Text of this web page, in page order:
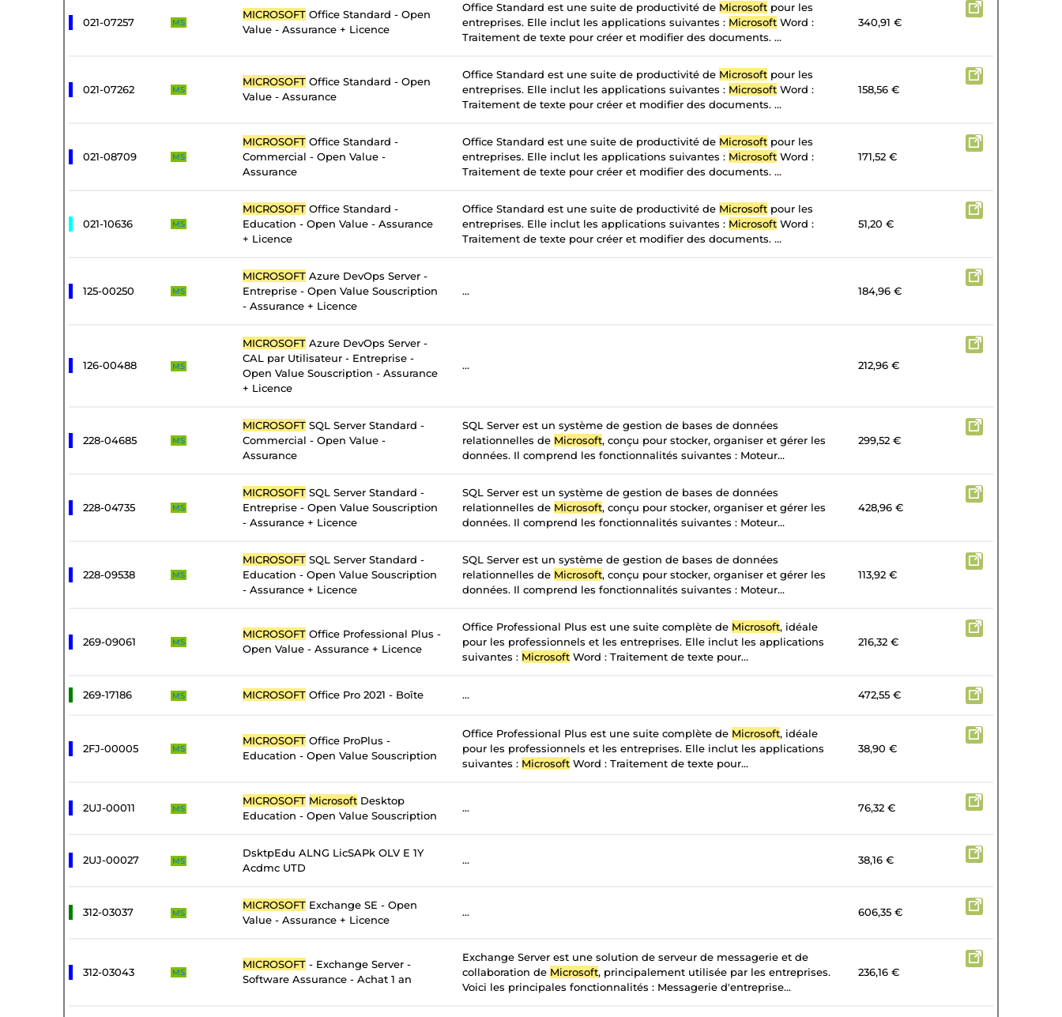
021-07257 MS
MICROSOFT Office Standard - Open
Value - Assurance + Licence
Office Standard est une suite de productivité de Microsoft pour les
entreprises. Elle inclut les applications suivantes : Microsoft Word :
Traitement de texte pour créer et modifier des documents. ...
340,91 €
021-07262 MS
MICROSOFT Office Standard - Open
Value - Assurance
Office Standard est une suite de productivité de Microsoft pour les
entreprises. Elle inclut les applications suivantes : Microsoft Word :
Traitement de texte pour créer et modifier des documents. ...
158,56 €
021-08709 MS
MICROSOFT Office Standard -
Commercial - Open Value -
Assurance
Office Standard est une suite de productivité de Microsoft pour les
entreprises. Elle inclut les applications suivantes : Microsoft Word :
Traitement de texte pour créer et modifier des documents. ...
171,52 €
021-10636 MS
MICROSOFT Office Standard -
Education - Open Value - Assurance
+ Licence
Office Standard est une suite de productivité de Microsoft pour les
entreprises. Elle inclut les applications suivantes : Microsoft Word :
Traitement de texte pour créer et modifier des documents. ...
51,20 €
125-00250 MS
MICROSOFT Azure DevOps Server -
Entreprise - Open Value Souscription
- Assurance + Licence
... 184,96 €
126-00488 MS
MICROSOFT Azure DevOps Server -
CAL par Utilisateur - Entreprise -
Open Value Souscription - Assurance
+ Licence
... 212,96 €
228-04685 MS
MICROSOFT SQL Server Standard -
Commercial - Open Value -
Assurance
SQL Server est un système de gestion de bases de données
relationnelles de Microsoft, conçu pour stocker, organiser et gérer les
données. Il comprend les fonctionnalités suivantes : Moteur...
299,52 €
228-04735 MS
MICROSOFT SQL Server Standard -
Entreprise - Open Value Souscription
- Assurance + Licence
SQL Server est un système de gestion de bases de données
relationnelles de Microsoft, conçu pour stocker, organiser et gérer les
données. Il comprend les fonctionnalités suivantes : Moteur...
428,96 €
228-09538 MS
MICROSOFT SQL Server Standard -
Education - Open Value Souscription
- Assurance + Licence
SQL Server est un système de gestion de bases de données
relationnelles de Microsoft, conçu pour stocker, organiser et gérer les
données. Il comprend les fonctionnalités suivantes : Moteur...
113,92 €
269-09061 MS
MICROSOFT Office Professional Plus -
Open Value - Assurance + Licence
Office Professional Plus est une suite complète de Microsoft, idéale
pour les professionnels et les entreprises. Elle inclut les applications
suivantes : Microsoft Word : Traitement de texte pour...
216,32 €
269-17186 MS MICROSOFT Office Pro 2021 - Boîte ... 472,55 €
2FJ-00005 MS
MICROSOFT Office ProPlus -
Education - Open Value Souscription
Office Professional Plus est une suite complète de Microsoft, idéale
pour les professionnels et les entreprises. Elle inclut les applications
suivantes : Microsoft Word : Traitement de texte pour...
38,90 €
2UJ-00011 MS
MICROSOFT Microsoft Desktop
Education - Open Value Souscription
... 76,32 €
2UJ-00027 MS
DsktpEdu ALNG LicSAPk OLV E 1Y
Acdmc UTD
... 38,16 €
312-03037 MS
MICROSOFT Exchange SE - Open
Value - Assurance + Licence
... 606,35 €
312-03043 MS
MICROSOFT - Exchange Server -
Software Assurance - Achat 1 an
Exchange Server est une solution de serveur de messagerie et de
collaboration de Microsoft, principalement utilisée par les entreprises.
Voici les principales fonctionnalités : Messagerie d'entreprise...
236,16 €